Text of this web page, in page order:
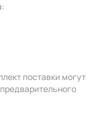
поставки могут